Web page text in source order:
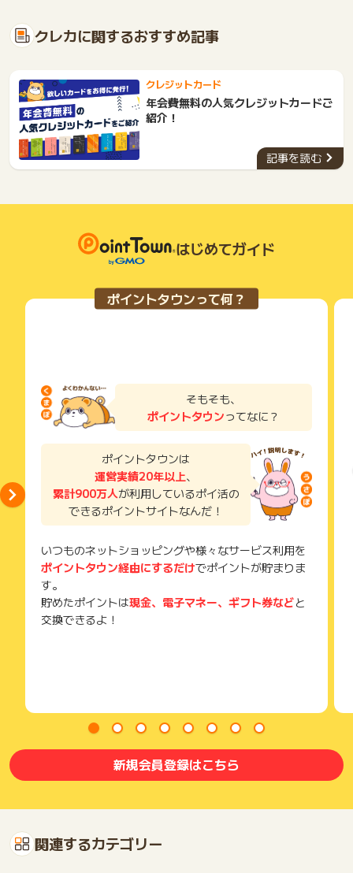
・他のポイントサイトや比較サイト、検索サイトなどを経由し
て一度でも同サービス・お買い物を利用されたことがある場合
サービス・お買い物利用時にお電話など2つ以上の申し込み方
法がある場合、必ずサイト上のWEBフォームからお申し込みく
ださい。
各サービス・お買い物に掲載されている獲得条件を必ずよくお
読みください。
了などのメールは、ポイント獲得するまで必ず保管してくださ
獲得待ち・獲得失敗の状態でお問い合わせされる際に、該当の
メールを送っていただく場合がございます。
そのため、紛失・破棄された場合は対応いたしかねますので、
(※) SafariやChromeなどwebサイトを表示するアプリのこと
ン期間が予告なしに変更される場合がございますが、ご利用さ
れた時点の条件が適用されます。
条件を達成しているかどうかは各広告主ではなく、代理店が行
ません。
そのため、ポイントタウンのポイントに関するお問い合わせを
広告主様に直接行わないようお願いいたします。
掲載中のプログラムの掲載終了日はあくまで予定となってお
り、急遽終了となる場合がございます。
広告に遷移しない場合は掲載が終了となっておりポイントが獲
得できませんので、ご注意くださいませ。
しかも、東急系以外でも世界中でポイントが【１％以上】貯ま
るんです♪
貯まったＴＯＫＹＵポイントは、
【東急ストア】や【東急の商業施設】で１ポイント１円として
買物に使えます♪
し・か・も
東急の駅でポイントを【ＰＡＳＭＯにチャージ】できるのは
ＴＯＫＹＵポイントだけ！
クレカに関するおすすめ記事
クレジットカード
年会費無料の人気クレジットカードご
紹介！
記事を読む
はじめてガイド
ポイントタウンって何？
そもそも、
ポイントタウンってなに？
ポイントタウンは
運営実績20年以上、
累計900万人が利用しているポイ活の
できるポイントサイトなんだ！
いつものネットショッピングや様々なサービス利用を
ポイントタウン経由にするだけでポイントが貯まりま
す。
貯めたポイントは現金、電子マネー、ギフト券などと
交換できるよ！
新規会員登録はこちら
関連するカテゴリー